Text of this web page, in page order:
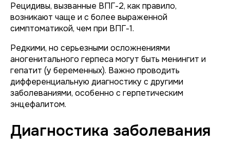
Рецидивы, вызванные ВПГ-2, как правило,
возникают чаще и с более выраженной
симптоматикой, чем при ВПГ-1.
Редкими, но серьезными осложнениями
аногенитального герпеса могут быть менингит и
гепатит (у беременных). Важно проводить
дифференциальную диагностику с другими
заболеваниями, особенно с герпетическим
энцефалитом.
Диагностика заболевания